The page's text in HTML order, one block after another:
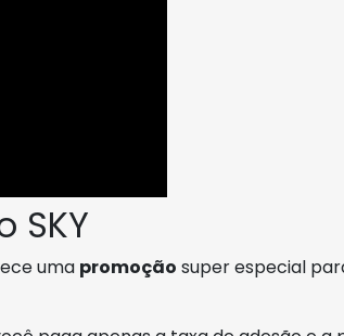
SKY
uma promoção super especial